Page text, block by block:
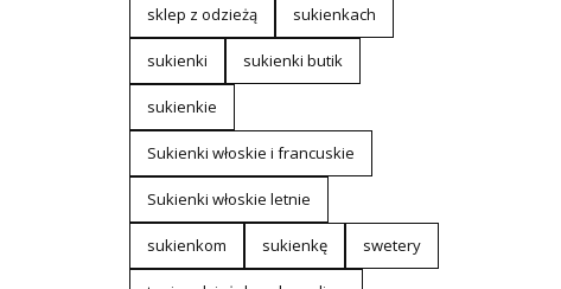
sklep z odzieżą sukienkach
sukienki sukienki butik
sukienkie
Sukienki włoskie i francuskie
Sukienki włoskie letnie
sukienkom sukienkę swetery